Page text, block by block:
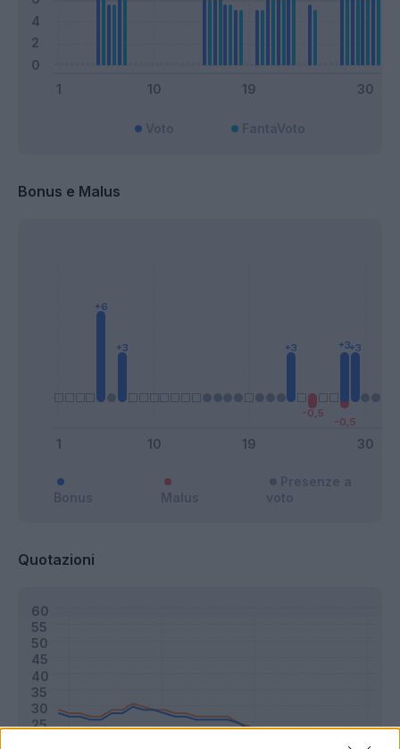
Bonus e Malus
Quotazioni